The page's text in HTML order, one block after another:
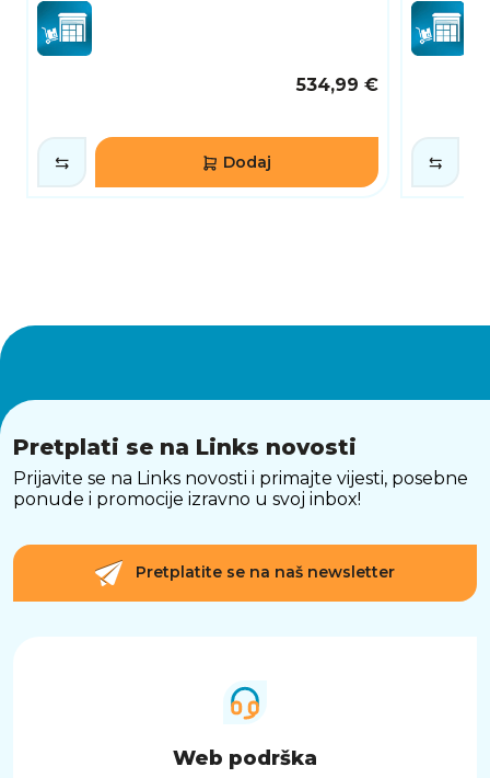
534,99 €
Dodaj
Pretplati se na Links novosti
Prijavite se na Links novosti i primajte vijesti, posebne
ponude i promocije izravno u svoj inbox!
Pretplatite se na naš newsletter
Web podrška